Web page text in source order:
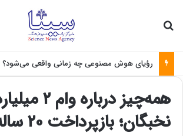
رؤیای هوش مصنوعی چه زمانی واقعی می‌شود؟
همه‌چیز
نخبگان؛ بازپرداخت ۲۰ ساله تسهیلات